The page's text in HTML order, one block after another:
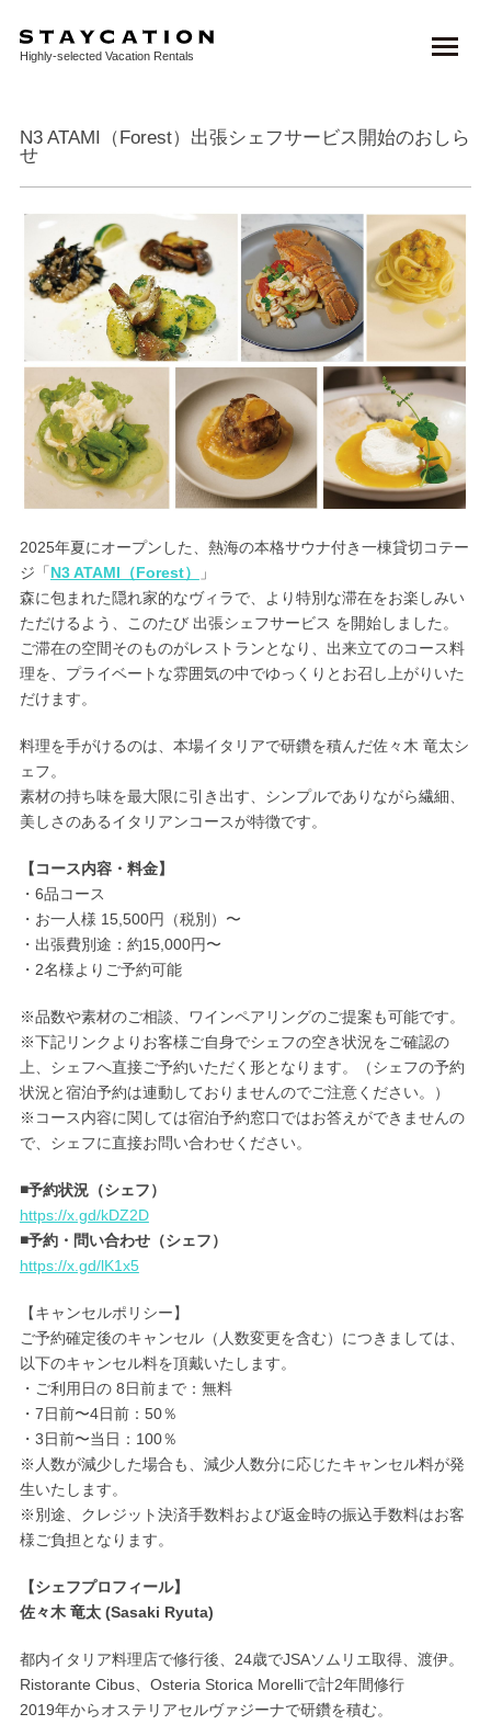
Highly-selected Vacation Rentals
N3 ATAMI（Forest）出張シェフサービス開始のおしら
せ
2025年夏にオープンした、熱海の本格サウナ付き一棟貸切コテー
ジ「N3 ATAMI（Forest）
」
森に包まれた隠れ家的なヴィラで、より特別な滞在をお楽しみい
ただけるよう、このたび 出張シェフサービス を開始しました。
ご滞在の空間そのものがレストランとなり、出来立てのコース料
理を、プライベートな雰囲気の中でゆっくりとお召し上がりいた
だけます。
料理を手がけるのは、本場イタリアで研鑽を積んだ佐々木 竜太シ
ェフ。
素材の持ち味を最大限に引き出す、シンプルでありながら繊細、
美しさのあるイタリアンコースが特徴です。
【コース内容・料金】
・6品コース
・お一人様 15,500円（税別）〜
・出張費別途：約15,000円〜
・2名様よりご予約可能
※品数や素材のご相談、ワインペアリングのご提案も可能です。
※下記リンクよりお客様ご自身でシェフの空き状況をご確認の
上、シェフへ直接ご予約いただく形となります。（シェフの予約
状況と宿泊予約は連動しておりませんのでご注意ください。）
※コース内容に関しては宿泊予約窓口ではお答えができませんの
で、シェフに直接お問い合わせください。
◾️予約状況（シェフ）
https://x.gd/kDZ2D
◾️予約・問い合わせ（シェフ）
https://x.gd/lK1x5
【キャンセルポリシー】
ご予約確定後のキャンセル（人数変更を含む）につきましては、
以下のキャンセル料を頂戴いたします。
・ご利用日の 8日前まで：無料
・7日前〜4日前：50％
・3日前〜当日：100％
※人数が減少した場合も、減少人数分に応じたキャンセル料が発
生いたします。
※別途、クレジット決済手数料および返金時の振込手数料はお客
様ご負担となります。
【シェフプロフィール】
佐々木 竜太 (Sasaki Ryuta)
都内イタリア料理店で修行後、24歳でJSAソムリエ取得、渡伊。
Ristorante Cibus、Osteria Storica Morelliで計2年間修行
2019年からオステリアセルヴァジーナで研鑽を積む。